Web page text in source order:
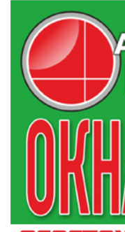
такой рекорд,
–
отыграл, не буду
заслуженная
каких моментах не
международным
была выигрышная
времени, которое я
сыграл вничью. Да
было проявить себя
можно найти
поработать.
Сейчас Георгий
чемпионату